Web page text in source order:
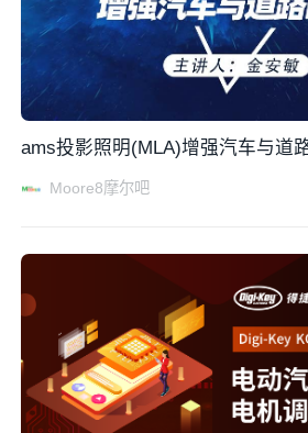
ams投影照明(MLA)增强汽车与道
Moore8摩尔吧